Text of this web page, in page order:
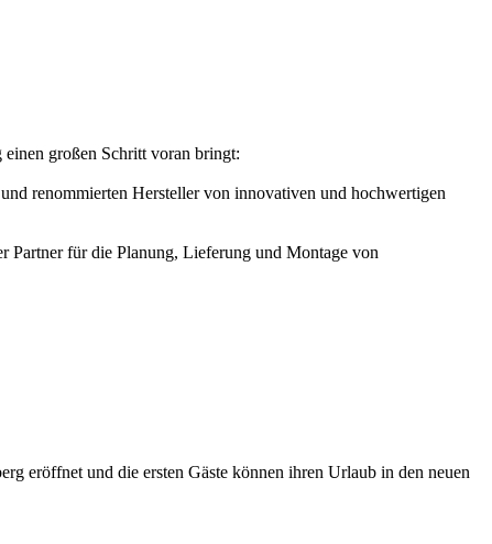
großen Schritt voran bringt:
renommierten Hersteller von innovativen und hochwertigen
Partner für die Planung, Lieferung und Montage von
eröffnet und die ersten Gäste können ihren Urlaub in den neuen